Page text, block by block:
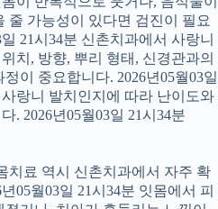
줄 가능성이 있다면 검진이 필요
21시34분 신촌치과에서 사랑니
치, 방향, 뿌리 형태, 신경관과의
이 중요합니다. 2026년05월03일
랑니 발치인지에 따라 난이도와
. 2026년05월03일 21시34분
치료 역시 신촌치과에서 자주 확
05월03일 21시34분 잇몸에서 피